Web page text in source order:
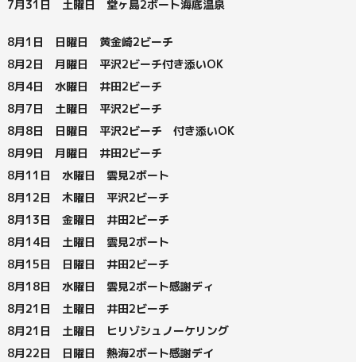
7月31日 土曜日 堂ヶ島2ボート海底温泉
8月1日 日曜日 黄金崎2ビーチ
8月2日 月曜日 平沢2ビーチ付き添いOK
8月4日 水曜日 井田2ビーチ
8月7日 土曜日 平沢2ビーチ
8月8日 日曜日 平沢2ビーチ 付き添いOK
8月9日 月曜日 井田2ビーチ
8月11日 水曜日 雲見2ボート
8月12日 木曜日 平沢2ビーチ
8月13日 金曜日 井田2ビーチ
8月14日 土曜日 雲見2ボート
8月15日 日曜日 井田2ビーチ
8月18日 水曜日 雲見2ボート感謝ディ
8月21日 土曜日 井田2ビーチ
8月21日 土曜日 ヒリゾシュノーケリング
8月22日 日曜日 熱海2ボート感謝デイ